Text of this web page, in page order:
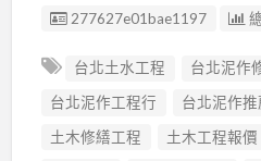
廣告编號
277627e01bae1197
台北土水工程 台北泥作
台北泥作工程行
台北泥作推
土木修繕工程
土木工程報價